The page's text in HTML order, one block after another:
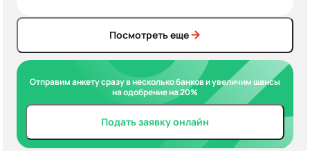
Посмотреть еще
Отправим анкету сразу в несколько банков и увеличим шансы
на одобрение на 20%
Подать заявку онлайн